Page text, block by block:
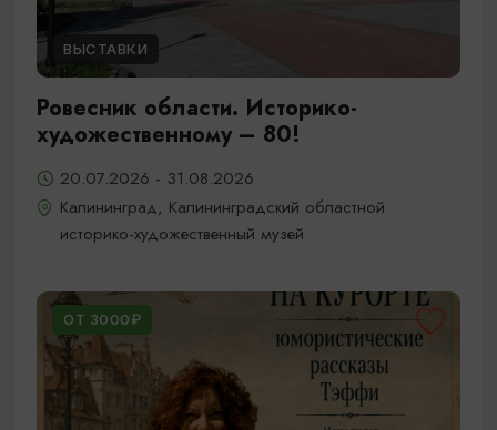
ВЫСТАВКИ
Ровесник области. Историко-
художественному – 80!
20.07.2026 - 31.08.2026
Калининград, Калининградский областной
историко-художественный музей
ОТ 3000₽